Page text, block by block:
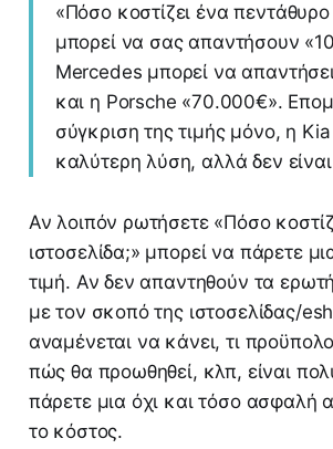
«Πόσο κοστίζει ένα
μπορεί να σας απαντήσουν
Mercedes μπορεί να
και η Porsche «70.000€».
σύγκριση της τιμής μόνο, η Kia
καλύτερη λύση, αλλά δεν
Αν λοιπόν ρωτήσετε «Πόσο
ιστοσελίδα;» μπορεί να πάρετε
τιμή. Αν δεν απαντηθούν τα
με τον σκοπό της ιστοσελίδας/
αναμένεται να κάνει, τι
πώς θα προωθηθεί, κλπ, είναι
πάρετε μια όχι και τόσο ασφαλή
το κόστος.